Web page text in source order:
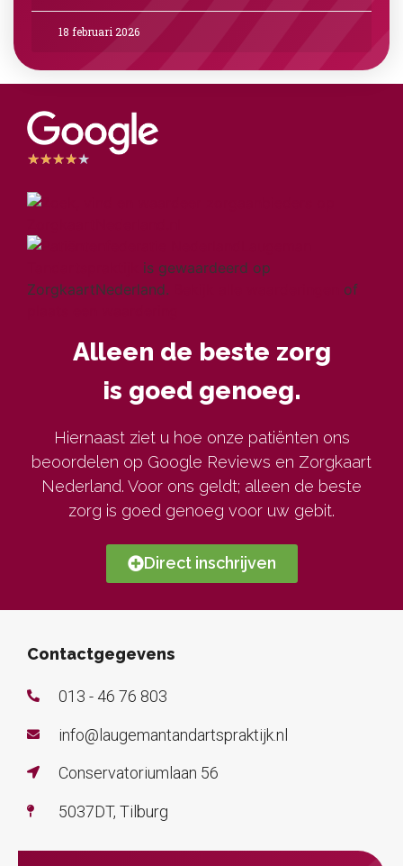
18 februari 2026
★★★★★
is gewaardeerd op
ZorgkaartNederland.
of
Alleen de beste zorg
is goed genoeg.
Hiernaast ziet u hoe onze patiënten ons
beoordelen op Google Reviews en Zorgkaart
Nederland. Voor ons geldt; alleen de beste
zorg is goed genoeg voor uw gebit.
Direct inschrijven
Contactgegevens
013 - 46 76 803
info@laugemantandartspraktijk.nl
Conservatoriumlaan 56
5037DT, Tilburg